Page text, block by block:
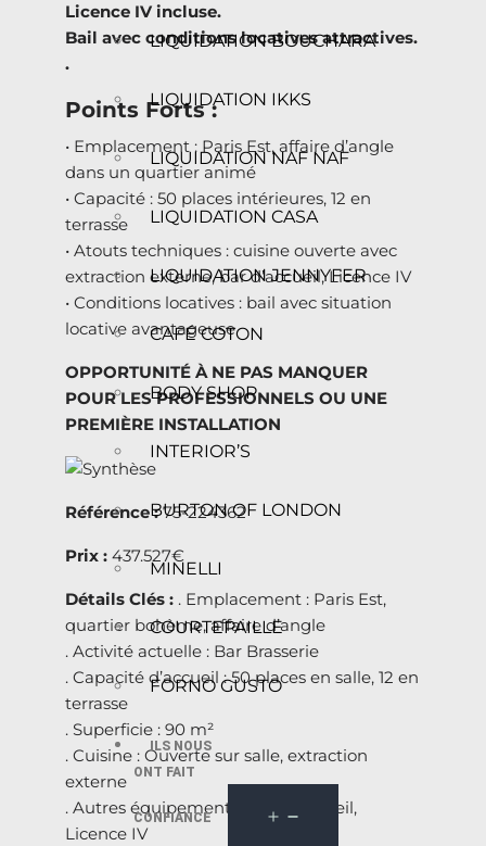
LIQUIDATION BOUCHARA
LIQUIDATION IKKS
LIQUIDATION NAF NAF
LIQUIDATION CASA
LIQUIDATION JENNYFER
CAFÉ COTON
BODY SHOP
INTERIOR’S
BURTON OF LONDON
MINELLI
COURTEPAILLE
FORNO GUSTO
ILS NOUS
ONT FAIT
CONFIANCE
Licence IV incluse.
Bail avec conditions locatives attractives.
.
Points Forts :
• Emplacement : Paris Est, affaire d’angle
dans un quartier animé
• Capacité : 50 places intérieures, 12 en
terrasse
• Atouts techniques : cuisine ouverte avec
extraction externe, bar d’accueil, Licence IV
• Conditions locatives : bail avec situation
locative avantageuse
OPPORTUNITÉ À NE PAS MANQUER
POUR LES PROFESSIONNELS OU UNE
PREMIÈRE INSTALLATION
Référence :75-224362
Prix : 437.527€
Détails Clés : . Emplacement : Paris Est,
quartier bohème, affaire d’angle
. Activité actuelle : Bar Brasserie
. Capacité d’accueil : 50 places en salle, 12 en
terrasse
. Superficie : 90 m²
. Cuisine : Ouverte sur salle, extraction
externe
. Autres équipements : Bar d’accueil,
Licence IV